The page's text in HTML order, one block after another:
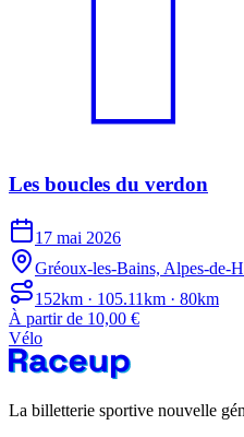
Les boucles du verdon
17 mai 2026
Gréoux-les-Bains, Alpes-de-
152km · 105.11km · 80km
À partir de 10,00 €
Vélo
La billetterie sportive nouvelle